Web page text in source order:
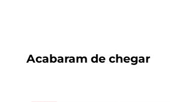
Acabaram de chegar